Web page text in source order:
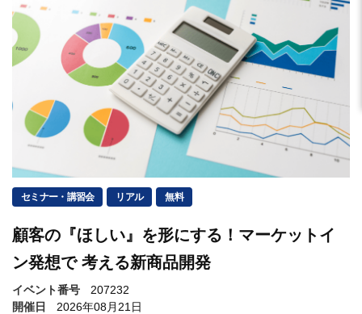
セミナー・講習会 リアル 無料
顧客の『ほしい』を形にする！マーケットイ
ン発想で 考える新商品開発
イベント番号
207232
開催日
2026年08月21日